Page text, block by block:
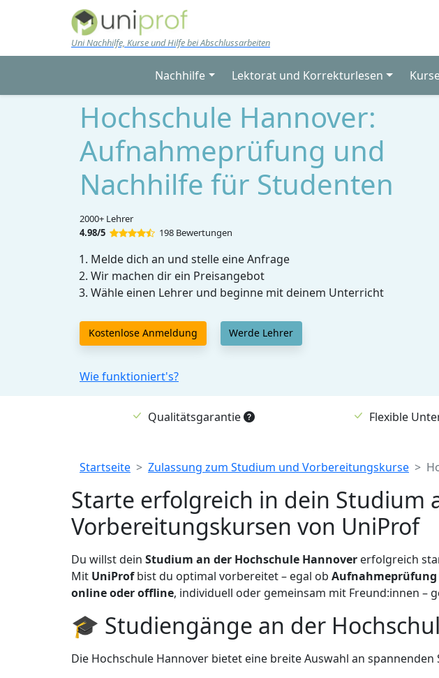
Skip to main content
Uni Nachhilfe, Kurse und Hilfe bei Abschlussarbeiten
Nachhilfe Lektorat und Korrekturlesen
Hochschule Hannover:
Aufnahmeprüfung und
Nachhilfe für Studenten
2000+ Lehrer
4.98/5
198 Bewertungen
Melde dich an und stelle eine Anfrage
Wir machen dir ein Preisangebot
Wähle einen Lehrer und beginne mit deinem Unterricht
Kostenlose Anmeldung Werde Lehrer
Wie funktioniert's?
Qualitätsgarantie Flexible
Breadcrumb
Startseite Zulassung zum Studium und Vorbereitungskurse
Starte erfolgreich in dein Studium
Vorbereitungskursen von UniProf
Du willst dein Studium an der Hochschule Hannover erfolgreich
Mit UniProfbist du optimal vorbereitet – egal ob Aufnahmeprüfung
online oder offline, individuell oder gemeinsam mit Freund:innen –
🎓 Studiengänge an der
Die Hochschule Hannover bietet eine breite Auswahl an spannenden